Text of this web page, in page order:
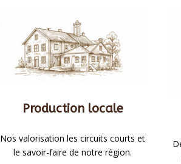
Production locale
Nos valorisation les circuits courts et
le savoir-faire de notre région.